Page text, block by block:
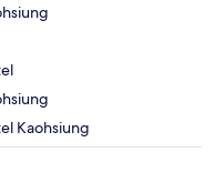
Kaohsiung